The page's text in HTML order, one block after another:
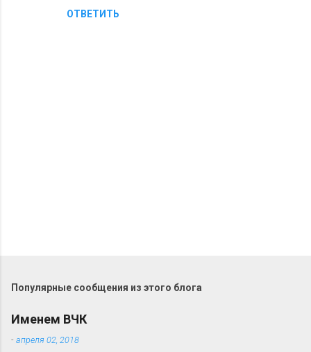
ОТВЕТИТЬ
р
и
т
Популярные сообщения из этого блога
Именем ВЧК
- апреля 02, 2018